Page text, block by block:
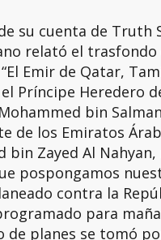
su cuenta de Truth
relató el trasfondo
Emir de Qatar,
Príncipe Heredero
bin
de los Emiratos
bin Zayed Al Nahyan,
pospongamos
contra la
para
de planes se tomó